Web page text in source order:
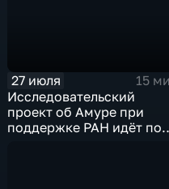
27 июля
15
Исследовательский
проект об Амуре при
поддержке РАН идёт по